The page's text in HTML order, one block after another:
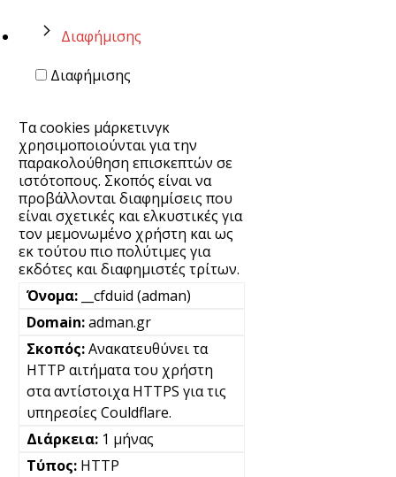
Διαφήμισης
Διαφήμισης
Τα cookies μάρκετινγκ
χρησιμοποιούνται για την
παρακολούθηση επισκεπτών σε
ιστότοπους. Σκοπός είναι να
προβάλλονται διαφημίσεις που
είναι σχετικές και ελκυστικές για
τον μεμονωμένο χρήστη και ως
εκ τούτου πιο πολύτιμες για
εκδότες και διαφημιστές τρίτων.
__cfduid (adman)
adman.gr
Ανακατευθύνει τα
HTTP αιτήματα του χρήστη
στα αντίστοιχα HTTPS για τις
υπηρεσίες Couldflare.
1 μήνας
HTTP